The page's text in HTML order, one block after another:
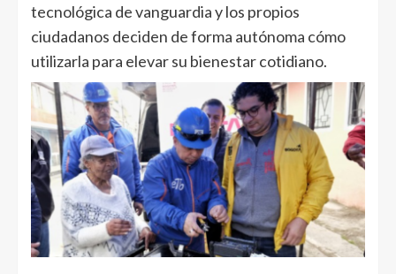
tecnológica de vanguardia y los propios
ciudadanos deciden de forma autónoma cómo
utilizarla para elevar su bienestar cotidiano.